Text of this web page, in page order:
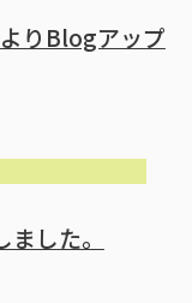
りBlogアップ
した。